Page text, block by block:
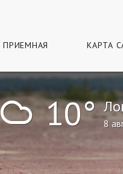
ПРИЕМНАЯ КАРТА
! 10° 8